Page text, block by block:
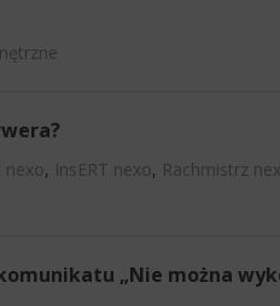
nexo, InsERT nexo, Rachmistrz
„Nie można